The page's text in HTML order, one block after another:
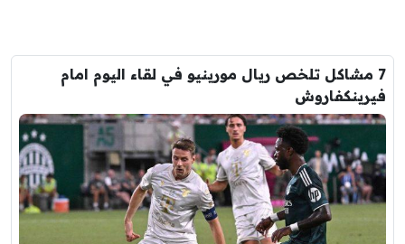
7 مشاكل تلخص ريال مورينيو في لقاء اليوم امام
فيرينكفاروش